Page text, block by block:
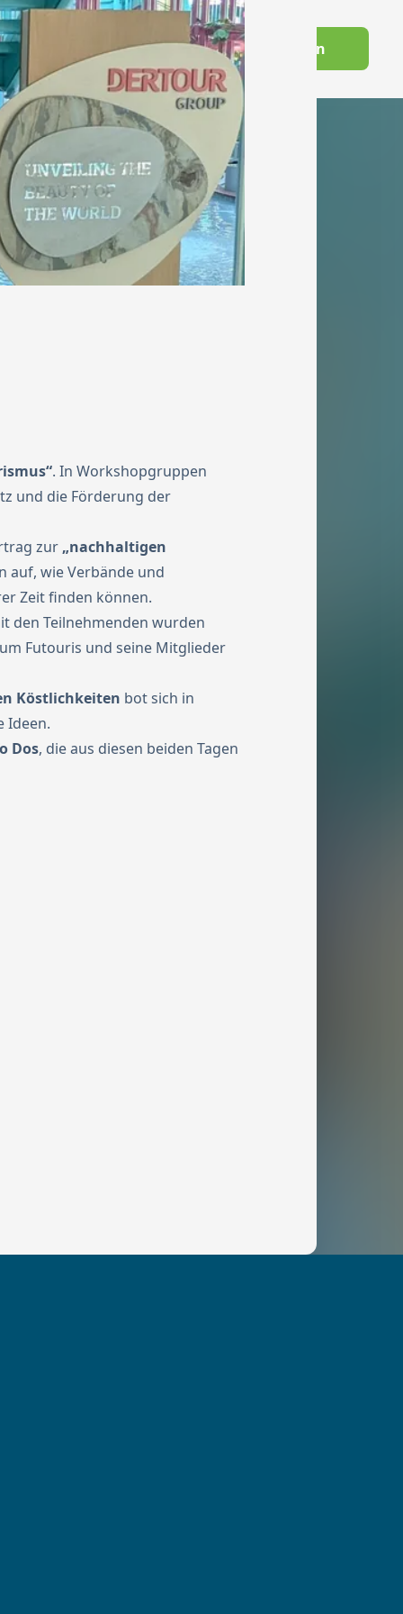
Switch to EnglishFutourist:in werden
. In Workshopgruppen
und die Förderung der
zur „nachhaltigen
auf, wie Verbände und
Zeit finden können.
den Teilnehmenden wurden
Futouris und seine Mitglieder
Köstlichkeiten bot sich in
Ideen.
Dos, die aus diesen beiden Tagen